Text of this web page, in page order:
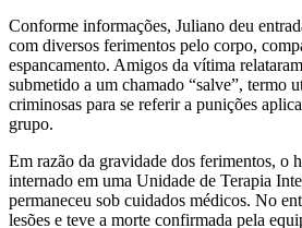
Conforme informações, Juliano deu
com diversos ferimentos pelo corpo,
espancamento. Amigos da vítima
submetido a um chamado “salve”, termo
criminosas para se referir a punições
grupo.
Em razão da gravidade dos ferimentos, o
internado em uma Unidade de Terapia
permaneceu sob cuidados médicos. No
lesões e teve a morte confirmada pela